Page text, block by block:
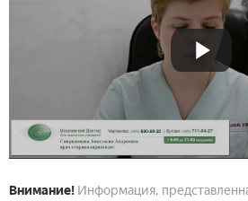
Внимание! Информация,